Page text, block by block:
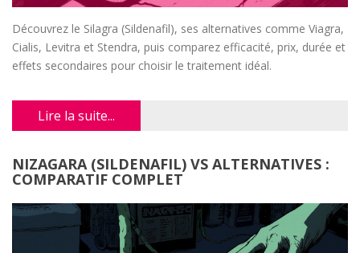
Découvrez le Silagra (Sildenafil), ses alternatives comme Viagra,
Cialis, Levitra et Stendra, puis comparez efficacité, prix, durée et
effets secondaires pour choisir le traitement idéal.
Lire la suite...
NIZAGARA (SILDENAFIL) VS ALTERNATIVES :
COMPARATIF COMPLET